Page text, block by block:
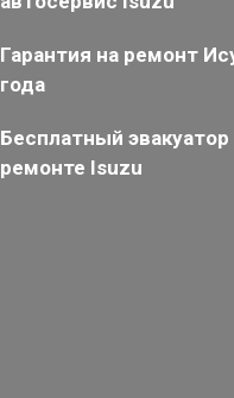
Гарантия на ремонт
года
Бесплатный эвакуатор
ремонте Isuzu